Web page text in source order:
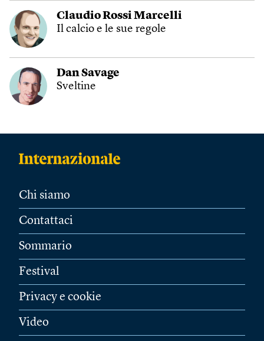
Claudio Rossi Marcelli
Il calcio e le sue regole
Dan Savage
Sveltine
Chi siamo
Contattaci
Sommario
Festival
Privacy e cookie
Video